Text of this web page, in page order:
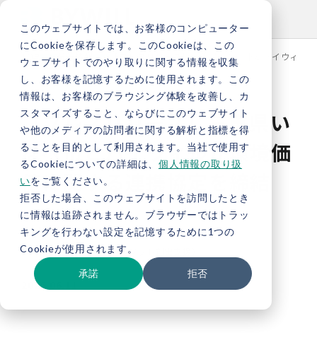
このウェブサイトでは、お客様のコンピューター
にCookieを保存します。このCookieは、この
ウェブサイトでのやり取りに関する情報を収集
し、お客様を記憶するために使用されます。この
情報は、お客様のブラウジング体験を改善し、カ
スタマイズすること、ならびにこのウェブサイト
や他のメディアの訪問者に関する解析と指標を得
ることを目的として利用されます。当社で使用す
るCookieについての詳細は、 個人情報の取り扱
いをご覧ください。
拒否した場合、このウェブサイトを訪問したとき
に情報は追跡されません。ブラウザーではトラッ
キングを行わない設定を記憶するために1つの
Cookieが使用されます。
承諾 拒否
TOP 新着情報 【プレスリリース】三重県いなべ市とバイウィル
【プレスリリース】三重県い
なべ市とバイウィルが環境価
値に関する連携協定を締結
お知らせ
プレスリリース
環境価値創出支援（クレジット創出支援）
2026.06.11